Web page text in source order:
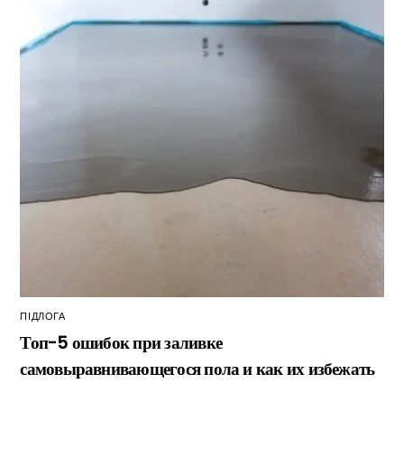
ПІДЛОГА
Топ-5 ошибок при заливке
самовыравнивающегося пола и как их избежать